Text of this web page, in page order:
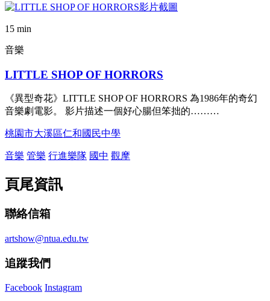
15 min
音樂
LITTLE SHOP OF HORRORS
《異型奇花》LITTLE SHOP OF HORRORS 為1986年的奇幻
音樂劇電影。 影片描述一個好心腸但笨拙的………
桃園市大溪區仁和國民中學
音樂 管樂 行進樂隊 國中 觀摩
頁尾資訊
聯絡信箱
artshow@ntua.edu.tw
追蹤我們
Facebook Instagram